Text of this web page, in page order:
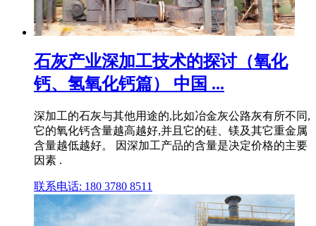
石灰产业深加工技术的探讨（氧化
钙、氢氧化钙篇） 中国 ...
深加工的石灰与其他用途的,比如冶金灰公路灰有所不同,
它的氧化钙含量越高越好,并且它的硅、镁及其它重金属
含量越低越好。 因深加工产品的含量是决定价格的主要
因素 .
联系电话: 180 3780 8511